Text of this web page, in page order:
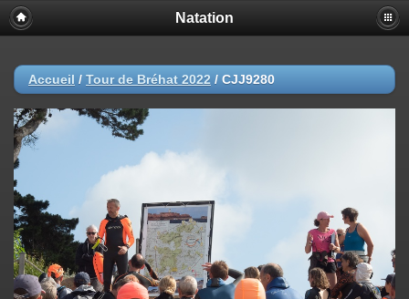
Natation
Accueil / Tour de Bréhat 2022 / CJJ9280